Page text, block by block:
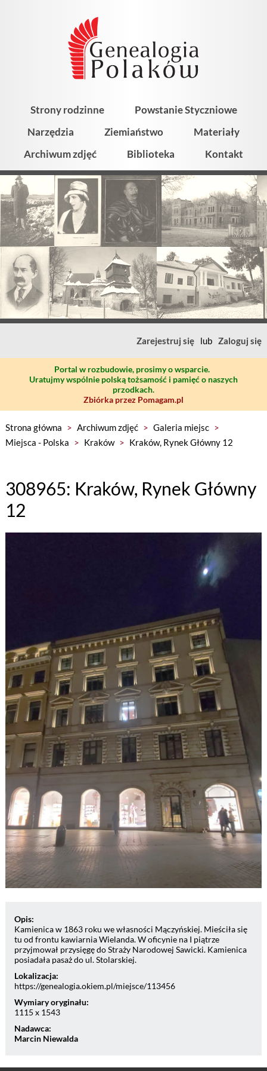
Strony rodzinne
Powstanie Styczniowe
Narzędzia
Ziemiaństwo
Materiały
Archiwum zdjęć
Biblioteka Kontakt
Zarejestruj się lub Zaloguj się
Portal w rozbudowie, prosimy o wsparcie.
Uratujmy wspólnie polską tożsamość i pamięć o naszych
przodkach.
Zbiórka przez Pomagam.pl
Strona główna > Archiwum zdjęć > Galeria miejsc >
Miejsca - Polska > Kraków > Kraków, Rynek Główny 12
308965: Kraków, Rynek Główny
12
Opis:
Kamienica w 1863 roku we własności Mączyńskiej. Mieściła się
tu od frontu kawiarnia Wielanda. W oficynie na I piątrze
przyjmował przysięgę do Straży Narodowej Sawicki. Kamienica
posiadała pasaż do ul. Stolarskiej.
Lokalizacja:
https://genealogia.okiem.pl/miejsce/113456
Wymiary oryginału:
1115 x 1543
Nadawca:
Marcin Niewalda